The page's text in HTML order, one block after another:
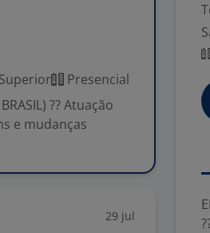
Presencial
?? Atuação
e mudanças
29 jul